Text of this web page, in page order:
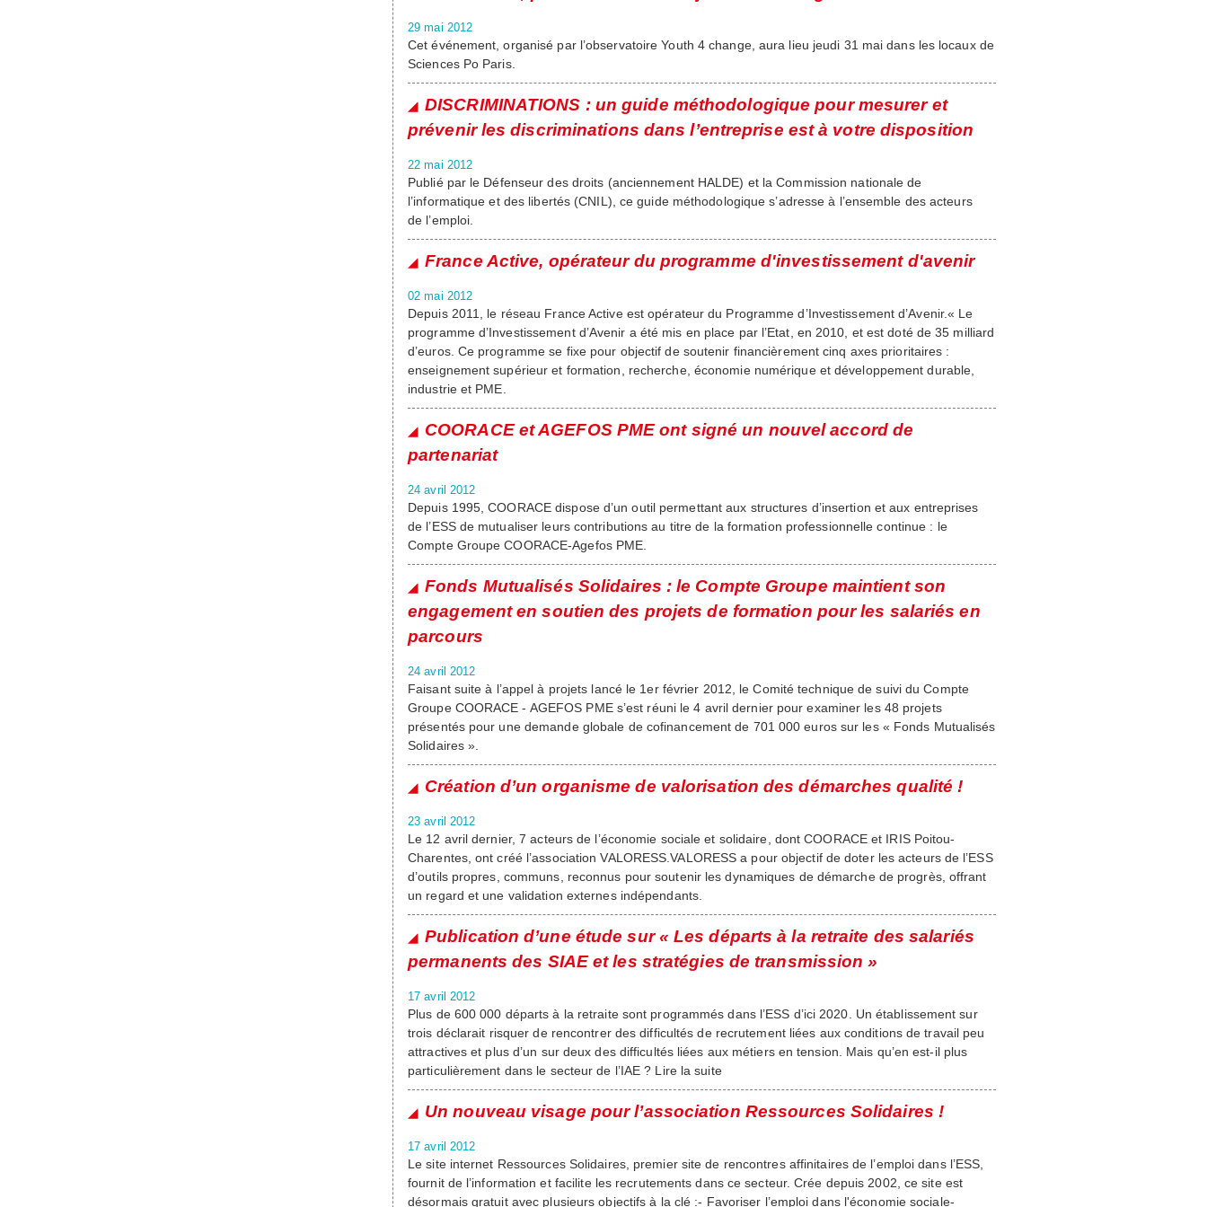
29 mai 2012
Cet événement, organisé par l’observatoire Youth 4 change, aura lieu jeudi 31 mai dans les locaux de
Sciences Po Paris.
DISCRIMINATIONS : un guide méthodologique pour mesurer et
prévenir les discriminations dans l’entreprise est à votre disposition
22 mai 2012
Publié par le Défenseur des droits (anciennement HALDE) et la Commission nationale de
l’informatique et des libertés (CNIL), ce guide méthodologique s’adresse à l’ensemble des acteurs
de l’emploi.
France Active, opérateur du programme d'investissement d'avenir
02 mai 2012
Depuis 2011, le réseau France Active est opérateur du Programme d’Investissement d’Avenir.« Le
programme d’Investissement d’Avenir a été mis en place par l’Etat, en 2010, et est doté de 35 milliard
d’euros. Ce programme se fixe pour objectif de soutenir financièrement cinq axes prioritaires :
enseignement supérieur et formation, recherche, économie numérique et développement durable,
industrie et PME.
COORACE et AGEFOS PME ont signé un nouvel accord de
partenariat
24 avril 2012
Depuis 1995, COORACE dispose d’un outil permettant aux structures d’insertion et aux entreprises
de l’ESS de mutualiser leurs contributions au titre de la formation professionnelle continue : le
Compte Groupe COORACE-Agefos PME.
Fonds Mutualisés Solidaires : le Compte Groupe maintient son
engagement en soutien des projets de formation pour les salariés en
parcours
24 avril 2012
Faisant suite à l’appel à projets lancé le 1er février 2012, le Comité technique de suivi du Compte
Groupe COORACE - AGEFOS PME s’est réuni le 4 avril dernier pour examiner les 48 projets
présentés pour une demande globale de cofinancement de 701 000 euros sur les « Fonds Mutualisés
Solidaires ».
Création d’un organisme de valorisation des démarches qualité !
23 avril 2012
Le 12 avril dernier, 7 acteurs de l’économie sociale et solidaire, dont COORACE et IRIS Poitou-
Charentes, ont créé l’association VALORESS.VALORESS a pour objectif de doter les acteurs de l’ESS
d’outils propres, communs, reconnus pour soutenir les dynamiques de démarche de progrès, offrant
un regard et une validation externes indépendants.
Publication d’une étude sur « Les départs à la retraite des salariés
permanents des SIAE et les stratégies de transmission »
17 avril 2012
Plus de 600 000 départs à la retraite sont programmés dans l’ESS d’ici 2020. Un établissement sur
trois déclarait risquer de rencontrer des difficultés de recrutement liées aux conditions de travail peu
attractives et plus d’un sur deux des difficultés liées aux métiers en tension. Mais qu’en est-il plus
particulièrement dans le secteur de l’IAE ? Lire la suite
Un nouveau visage pour l’association Ressources Solidaires !
17 avril 2012
Le site internet Ressources Solidaires, premier site de rencontres affinitaires de l’emploi dans l’ESS,
fournit de l’information et facilite les recrutements dans ce secteur. Crée depuis 2002, ce site est
désormais gratuit avec plusieurs objectifs à la clé :- Favoriser l’emploi dans l'économie sociale-